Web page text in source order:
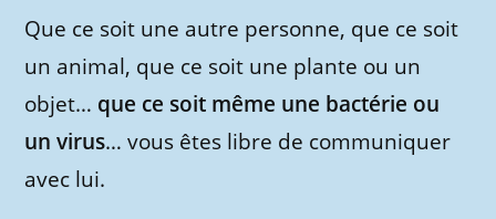
Que ce soit une autre personne, que ce soit
un animal, que ce soit une plante ou un
objet… que ce soit même une bactérie ou
un virus… vous êtes libre de communiquer
avec lui.